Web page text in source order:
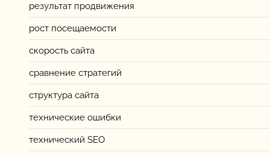
результат продвижения
рост посещаемости
скорость сайта
сравнение стратегий
структура сайта
технические ошибки
технический SEO